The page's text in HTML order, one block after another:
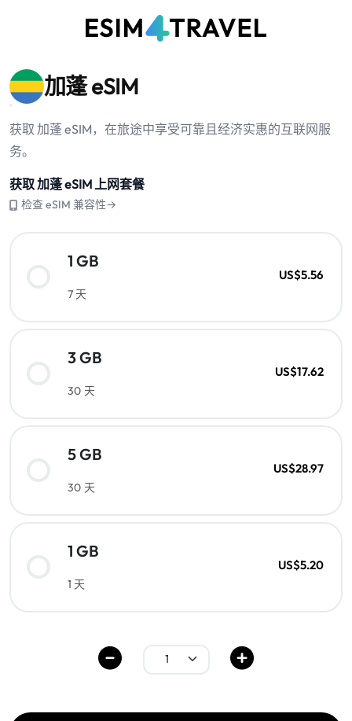
加蓬 eSIM
获取 加蓬 eSIM，在旅途中享受可靠且经济实惠的互联网服
务。
获取 加蓬 eSIM 上网套餐
检查 eSIM 兼容性→
1 GB
7 天
US$5.56
3 GB
30 天
US$17.62
5 GB
30 天
US$28.97
1 GB
1 天
US$5.20